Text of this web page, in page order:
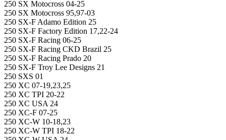
250 SX Motocross 04-25
250 SX Motocross 95,97-03
250 SX-F Adamo Edition 25
250 SX-F Factory Edition 17,22-24
250 SX-F Racing 06-25
250 SX-F Racing CKD Brazil 25
250 SX-F Racing Prado 20
250 SX-F Troy Lee Designs 21
250 SXS 01
250 XC 07-19,23,25
250 XC TPI 20-22
250 XC USA 24
250 XC-F 07-25
250 XC-W 10-18,23
250 XC-W TPI 18-22